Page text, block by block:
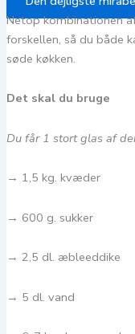
Netop kombinationen
forskellen, så du både
søde køkken.
Det skal du bruge
Du får 1 stort glas af
→ 1,5 kg. kvæder
→ 600 g. sukker
→ 2,5 dl. æbleeddike
→ 5 dl. vand